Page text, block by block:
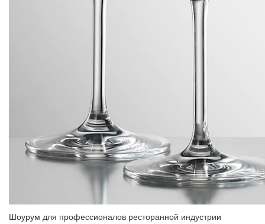
Шоурум для профессионалов ресторанной индустрии